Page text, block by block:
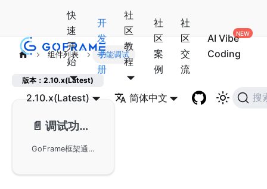
快
速
开
始
开
发
手
册
社
区
教
程
社
区
案
例
社
区
交
流
AI Vibe
Coding
2.10.x(Latest) 简体中文 搜
组件列表 功能调试
版本：2.10.x(Latest)
📄️ 调试功能-gdebug
GoFrame框架通过gdebug组件提供了丰富的调试功能，适用于开发环境中堆栈和调用链的分析。虽然调试方法与性能效率相关性不强，但可以帮助开发者更好地了解代码执行路径和调用信息。